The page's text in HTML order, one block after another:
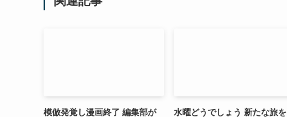
模倣発覚し漫画終了 編集部が
水曜どうでしょう 新たな旅を